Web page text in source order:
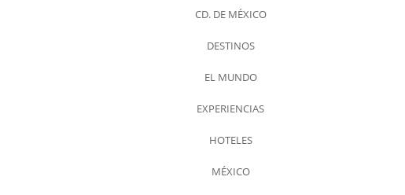
CD. DE MÉXICO
DESTINOS
EL MUNDO
EXPERIENCIAS
HOTELES
MÉXICO